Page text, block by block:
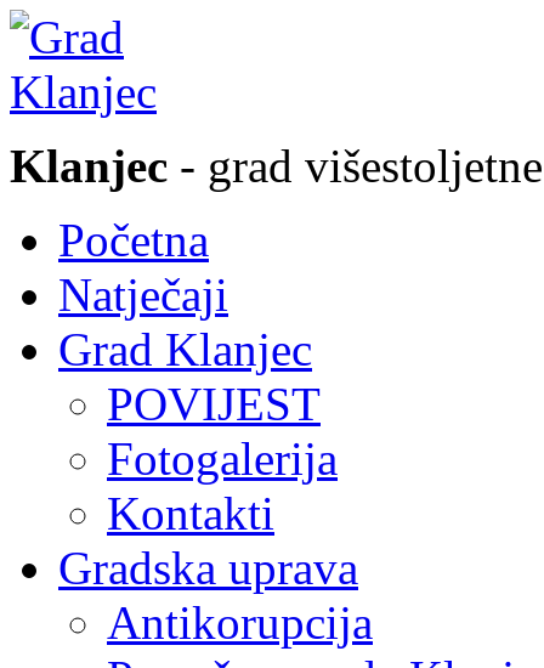
Klanjec - grad
Početna
Natječaji
Grad Klanjec
POVIJEST
Fotogalerija
Kontakti
Gradska uprava
Antikorupcija